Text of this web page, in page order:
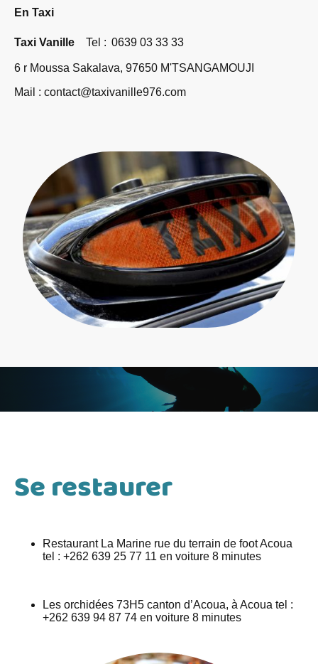
En Taxi
Taxi Vanille Tel : 0639 03 33 33
6 r Moussa Sakalava, 97650 M'TSANGAMOUJI
Mail : contact@taxivanille976.com
Se restaurer
Restaurant La Marine rue du terrain de foot Acoua
tel : +262 639 25 77 11 en voiture 8 minutes
Les orchidées 73H5 canton d’Acoua, à Acoua tel :
+262 639 94 87 74 en voiture 8 minutes